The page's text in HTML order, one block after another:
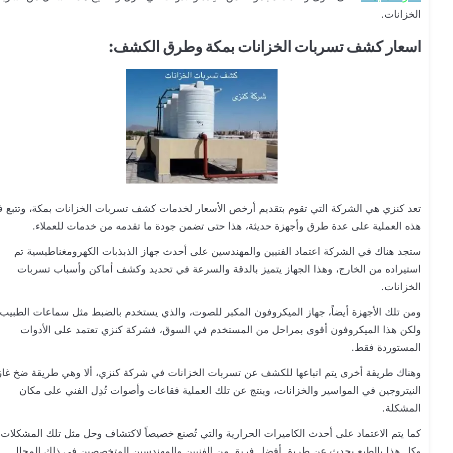
الخزانات.
اسعار كشف تسربات الخزانات بمكة وطرق الكشف:
تعد كنزي هي الشركة التي تقوم بتقديم أرخص الأسعار لخدمات كشف تسربات الخزانات بمكة، وتتبع
هذه العملية على عدة طرق وأجهزة حديثة، هذا حتى تضمن جودة ما تقدمه من خدمات للعملاء.
ستجد هناك في الشركة اعتماد الفنيين والمهندسين على أحدث جهاز الذبذبات الكهرومغناطيسية تم
استيراده من الخارج، وهذا الجهاز يتميز بالدقة والسرعة في تحديد وكشف أماكن وأسباب تسربات
الخزانات.
ومن تلك الأجهزة أيضاً، جهاز الميكروفون المكبر للصوت، والذي يستخدم بالضبط مثل سماعات
ولكن هذا الميكروفون أقوى بمراحل من المستخدم في السوق، فشركة كنزي تعتمد على الأدوات
المستوردة فقط.
وهناك طريقة أخرى يتم اتباعها للكشف عن تسربات الخزانات في شركة كنزي، ألا وهي طريقة ضخ
النيتروجين في المواسير والخزانات، وينتج عن تلك العملية فقاعات وأصوات تُدِل الفني على مكان
المشكلة.
كما يتم الاعتماد على أحدث الكاميرات الحرارية والتي تُصنع خصيصاً لاكتشاف وحل مثل تلك